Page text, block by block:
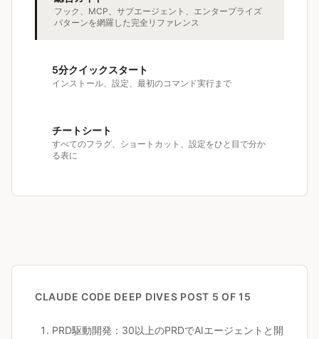
フック、MCP、サブエージェント、エンタープライズ
パターンを網羅した完全リファレンス
5分クイックスタート
インストール、設定、最初のコマンド実行まで
チートシート
すべてのフラグ、ショートカット、設定をひと目で分か
る表に
CLAUDE CODE DEEP DIVES POST 5 OF 15
PRD駆動開発：30以上のPRDでAIエージェントと開